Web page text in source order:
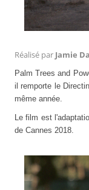
Réalisé par Jamie
Palm Trees and
il remporte le
même année.
Le film est
de Cannes 2018.